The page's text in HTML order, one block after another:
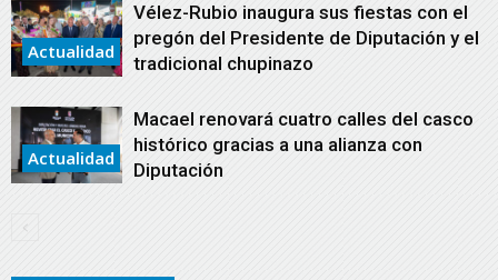
Actualidad
Vélez-Rubio inaugura sus fiestas con el
pregón del Presidente de Diputación y el
tradicional chupinazo
Actualidad
Macael renovará cuatro calles del casco
histórico gracias a una alianza con
Diputación